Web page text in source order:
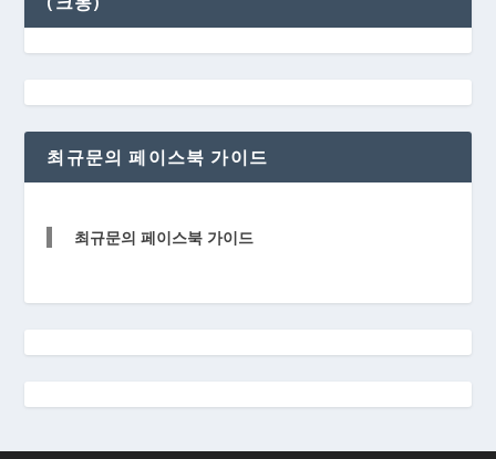
최규문의 페이스북 가이드
최규문의 페이스북 가이드